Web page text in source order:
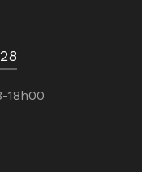
18h00